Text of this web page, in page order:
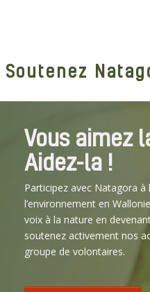
Soutenez
Vous aimez
Aidez-la !
Participez avec Natagora
l’environnement en
voix à la nature en
soutenez activement nos
groupe de volontaires.